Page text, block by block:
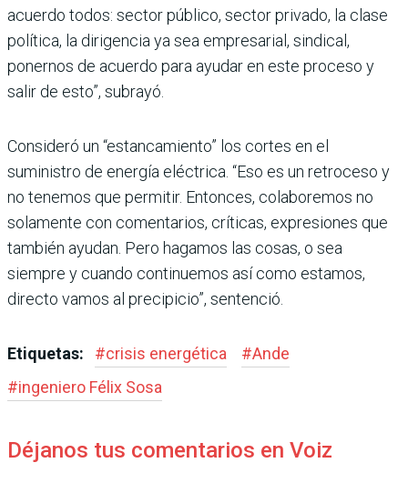
acuerdo todos: sector público, sector privado, la clase
política, la dirigencia ya sea empresarial, sindical,
ponernos de acuerdo para ayudar en este proceso y
salir de esto”, subrayó.
Consideró un “estanca­miento” los cortes en el
suministro de energía eléc­trica. “Eso es un retroceso y
no tenemos que permi­tir. Entonces, colaboremos no
solamente con comen­tarios, críticas, expresio­nes que
también ayudan. Pero hagamos las cosas, o sea
siempre y cuando conti­nuemos así como estamos,
directo vamos al precipicio”, sentenció.
Etiquetas: #crisis energética #Ande
#ingeniero Félix Sosa
Déjanos tus comentarios en Voiz